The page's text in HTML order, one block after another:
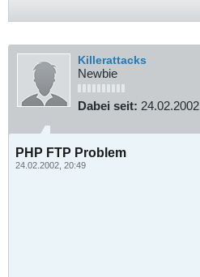
Killerattacks
Newbie
Dabei seit: 24.02.2002
PHP FTP Problem
24.02.2002, 20:49